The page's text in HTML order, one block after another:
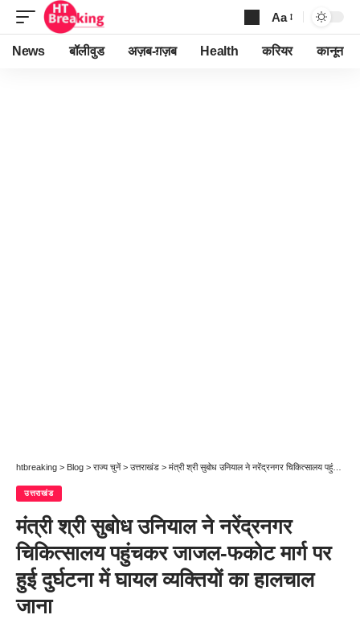
Font
Resizer
Aa
News बॉलीवुड अज़ब-ग़ज़ब Health करियर कानून
htbreaking > Blog > राज्य चुनें > उत्तराखंड > मंत्री श्री सुबोध उनियाल ने नरेंद्रनगर चिकित्सालय पहुंचकर जाजल-फकोट मार्ग पर हुई दुर्घटना में घायल व्यक्तियों का हालचाल जाना
उत्तराखंड
मंत्री श्री सुबोध उनियाल ने नरेंद्रनगर
चिकित्सालय पहुंचकर जाजल-फकोट मार्ग पर
हुई दुर्घटना में घायल व्यक्तियों का हालचाल
जाना